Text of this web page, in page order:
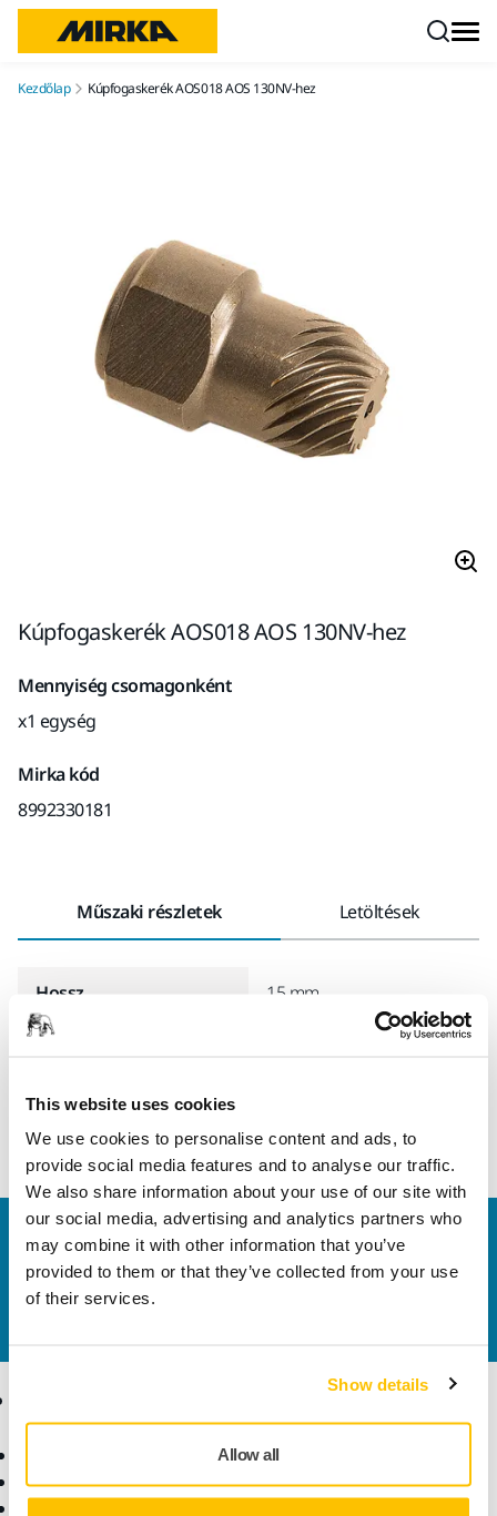
This website uses cookies
We use cookies to personalise content and ads, to
provide social media features and to analyse our traffic.
We also share information about your use of our site with
our social media, advertising and analytics partners who
may combine it with other information that you’ve
provided to them or that they’ve collected from your use
of their services.
Show details
Allow all
Kezdőlap Kúpfogaskerék AOS018 AOS 130NV-hez
Kúpfogaskerék AOS018 AOS 130NV-hez
Mennyiség csomagonként
x1 egység
Mirka kód
8992330181
Műszaki részletek Letöltések
Hossz 15 mm
Vegye fel velünk a kapcsolatot
Szeretne többet tudni?Kérjük, vegye fel velünk a
kapcsolatot
Pormentes csiszolás
Iparágak
Alkalmazások